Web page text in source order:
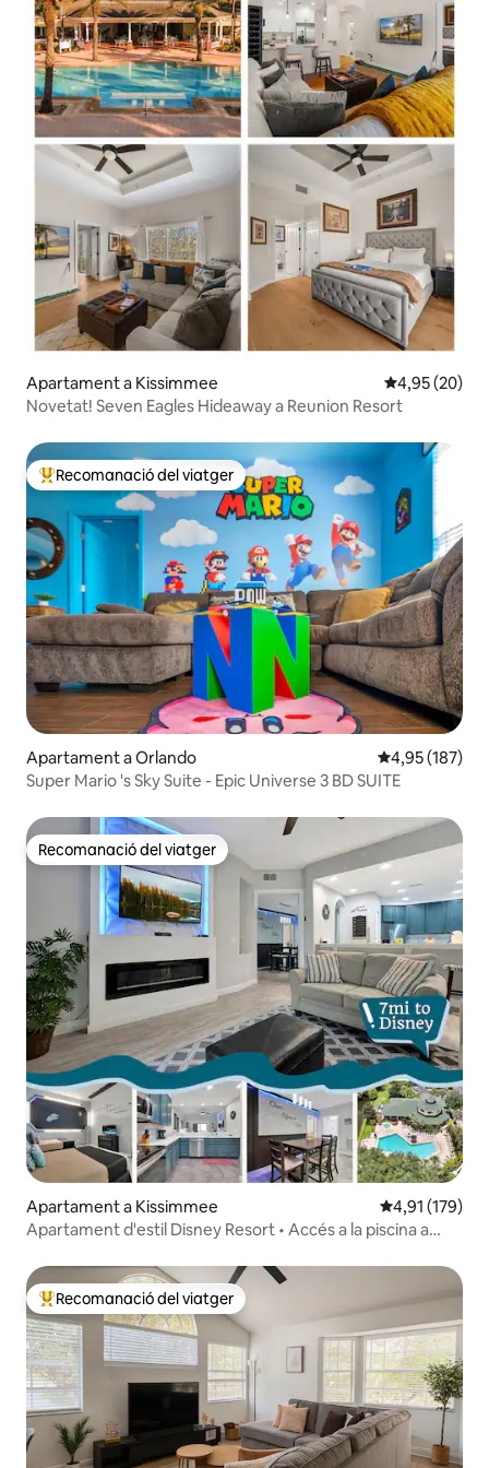
Apartament a Kissimmee 4,95 de
4,95 (20)
Novetat! Seven Eagles Hideaway a Reunion Resort
Principals recomanacions dels viatgers
Recomanació del viatger
Apartament a Orlando 4,95 de
4,95 (187)
Super Mario 's Sky Suite - Epic Universe 3 BD SUITE
Recomanació del viatger
Recomanació del viatger
Apartament a Kissimmee 4,91 de
4,91 (179)
Apartament d'estil Disney Resort • Accés a la piscina a
Principals recomanacions dels viatgers
Recomanació del viatger